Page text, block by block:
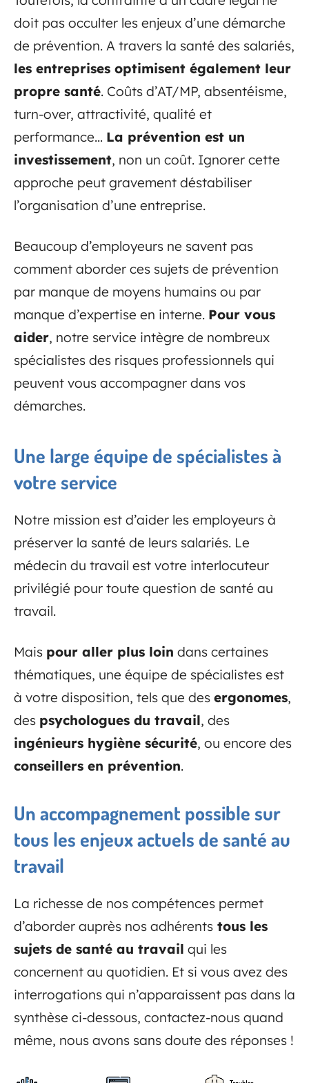
doit pas occulter les enjeux d’une démarche
de prévention. A travers la santé des salariés,
les entreprises optimisent également leur
propre santé. Coûts d’AT/MP, absentéisme,
turn-over, attractivité, qualité et
performance… La prévention est un
investissement, non un coût. Ignorer cette
approche peut gravement déstabiliser
l’organisation d’une entreprise.
Beaucoup d’employeurs ne savent pas
comment aborder ces sujets de prévention
par manque de moyens humains ou par
manque d’expertise en interne. Pour vous
aider, notre service intègre de nombreux
spécialistes des risques professionnels qui
peuvent vous accompagner dans vos
démarches.
Une large équipe de spécialistes à
votre service
Notre mission est d’aider les employeurs à
préserver la santé de leurs salariés. Le
médecin du travail est votre interlocuteur
privilégié pour toute question de santé au
travail.
Mais pour aller plus loin dans certaines
thématiques, une équipe de spécialistes est
à votre disposition, tels que des ergonomes,
des psychologues du travail, des
ingénieurs hygiène sécurité, ou encore des
conseillers en prévention.
Un accompagnement possible sur
tous les enjeux actuels de santé au
travail
La richesse de nos compétences permet
d’aborder auprès nos adhérents tous les
sujets de santé au travail qui les
concernent au quotidien. Et si vous avez des
interrogations qui n’apparaissent pas dans la
synthèse ci-dessous, contactez-nous quand
même, nous avons sans doute des réponses !